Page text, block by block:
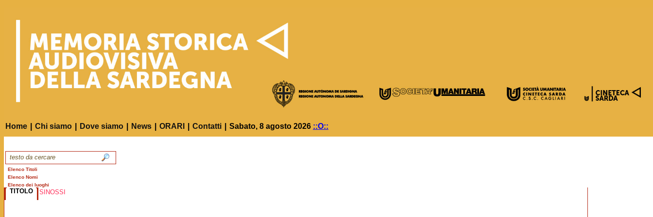
Home Chi siamo Dove siamo News ORARI Contatti Sabato, 8 agosto 2026 ::O::
Elenco Titoli
Elenco Nomi
Elenco dei luoghi
TITOLO SINOSSI